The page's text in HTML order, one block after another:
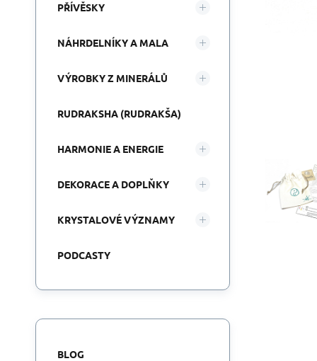
PŘÍVĚSKY
NÁHRDELNÍKY A MALA
VÝROBKY Z MINERÁLŮ
RUDRAKSHA (RUDRAKŠA)
HARMONIE A ENERGIE
DEKORACE A DOPLŇKY
KRYSTALOVÉ VÝZNAMY
PODCASTY
BLOG